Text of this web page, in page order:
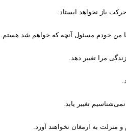
باز نخواهد ايستاد.
امّا من خودم مسئول آنچه که خواهم شد هستم.
مرا تغيير دهد.
تغيير يابد.
منزلت به ارمغان نخواهند آورد.